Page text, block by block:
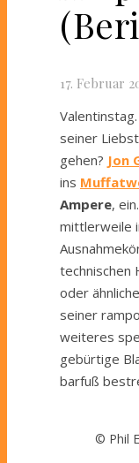
17. Februar
seiner
gehen? Jon
ins
Ampere,
mittlerweile
technischen
oder
seiner
weiteres
gebürtige
barfuß
© Phil